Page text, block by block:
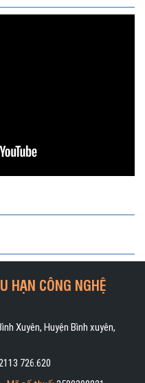
HẠN CÔNG NGHỆ
Xuyên, Huyện Bình xuyên,
726.620